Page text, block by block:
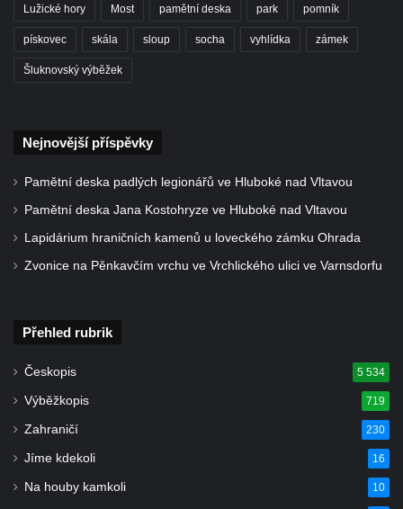
Lužické hory Most pamětní deska park pomník
pískovec skála sloup socha vyhlídka zámek
Šluknovský výběžek
Nejnovější příspěvky
Pamětní deska padlých legionářů ve Hluboké nad Vltavou
Pamětní deska Jana Kostohryze ve Hluboké nad Vltavou
Lapidárium hraničních kamenů u loveckého zámku Ohrada
Zvonice na Pěnkavčím vrchu ve Vrchlického ulici ve Varnsdorfu
Přehled rubrik
Českopis 5 534
Výběžkopis 719
Zahraničí 230
Jíme kdekoli 16
Na houby kamkoli 10